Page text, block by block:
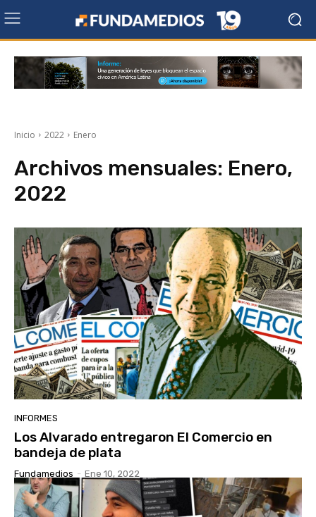
Inicio 2022 Enero
Archivos mensuales: Enero,
2022
INFORMES
Los Alvarado entregaron El Comercio en
bandeja de plata
Fundamedios - Ene 10, 2022